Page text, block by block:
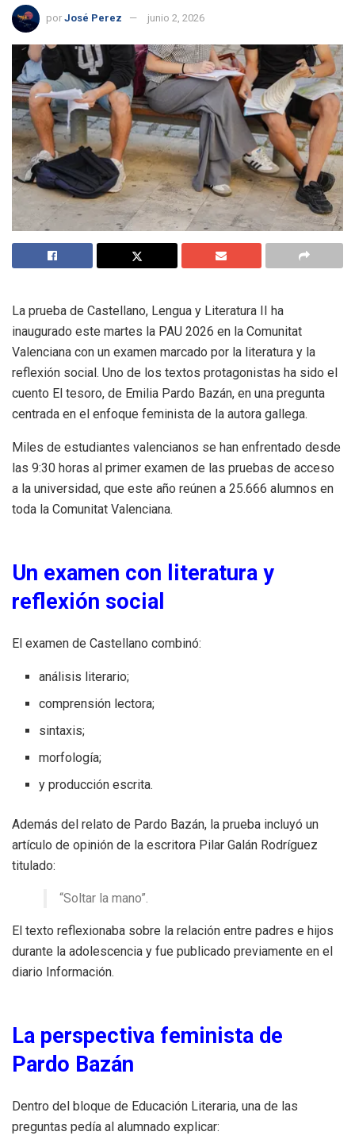
por José Perez junio 2, 2026
La prueba de Castellano, Lengua y Literatura II ha
inaugurado este martes la PAU 2026 en la Comunitat
Valenciana con un examen marcado por la literatura y la
reflexión social. Uno de los textos protagonistas ha sido el
cuento El tesoro, de Emilia Pardo Bazán, en una pregunta
centrada en el enfoque feminista de la autora gallega.
Miles de estudiantes valencianos se han enfrentado desde
las 9:30 horas al primer examen de las pruebas de acceso
a la universidad, que este año reúnen a 25.666 alumnos en
toda la Comunitat Valenciana.
Un examen con literatura y
reflexión social
El examen de Castellano combinó:
análisis literario;
comprensión lectora;
sintaxis;
morfología;
y producción escrita.
Además del relato de Pardo Bazán, la prueba incluyó un
artículo de opinión de la escritora Pilar Galán Rodríguez
titulado:
“Soltar la mano”.
El texto reflexionaba sobre la relación entre padres e hijos
durante la adolescencia y fue publicado previamente en el
diario Información.
La perspectiva feminista de
Pardo Bazán
Dentro del bloque de Educación Literaria, una de las
preguntas pedía al alumnado explicar: